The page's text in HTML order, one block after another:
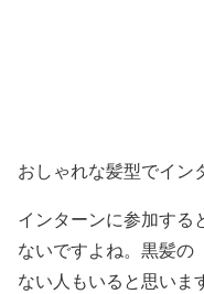
おしゃれな髪型でイン
インターンに参加する
ないですよね。 黒髪の
ない人もいると思いま